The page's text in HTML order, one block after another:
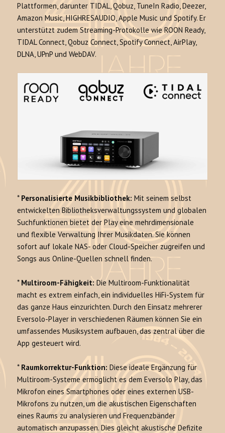
Plattformen, darunter TIDAL, Qobuz, TuneIn Radio, Deezer,
Amazon Music, HIGHRESAUDIO, Apple Music und Spotify. Er
unterstützt zudem Streaming-Protokolle wie ROON Ready,
TIDAL Connect, Qobuz Connect, Spotify Connect, AirPlay,
DLNA, UPnP und WebDAV.
* Personalisierte Musikbibliothek: Mit seinem selbst
entwickelten Bibliotheksverwaltungssystem und globalen
Suchfunktionen bietet der Play eine mehrdimensionale
und flexible Verwaltung Ihrer Musikdaten. Sie können
sofort auf lokale NAS- oder Cloud-Speicher zugreifen und
Songs aus Online-Quellen schnell finden.
* Multiroom-Fähigkeit: Die Multiroom-Funktionalität
macht es extrem einfach, ein individuelles HiFi-System für
das ganze Haus einzurichten. Durch den Einsatz mehrerer
Eversolo-Player in verschiedenen Räumen können Sie ein
umfassendes Musiksystem aufbauen, das zentral über die
App gesteuert wird.
* Raumkorrektur-Funktion: Diese ideale Ergänzung für
Multiroom-Systeme ermöglicht es dem Eversolo Play, das
Mikrofon eines Smartphones oder eines externen USB-
Mikrofons zu nutzen, um die akustischen Eigenschaften
eines Raums zu analysieren und Frequenzbänder
automatisch anzupassen. Dies gleicht akustische Defizite